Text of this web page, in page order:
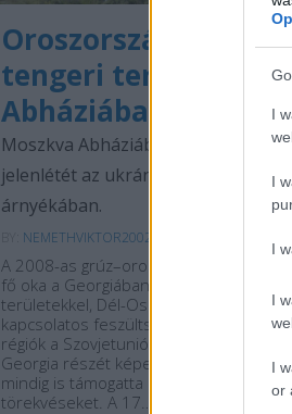
I
I
I
I
I
or
Oroszország fekete-
tengeri
Abháziában
Moszkva Abháziában erősíti
jelenlétét az ukrán támadások
árnyékában.
NEMETHVIKTOR2002
A 2008-as grúz–orosz háború
fő oka a Georgiában található szakadár
területekkel, Dél-Oszétiával és
kapcsolatos feszültségek voltak. Ezek a
régiók a Szovjetunió, majd hivatalosan
Georgia részét képezték, azonban
mindig is támogatta a szeparatista
törekvéseket. A 17…